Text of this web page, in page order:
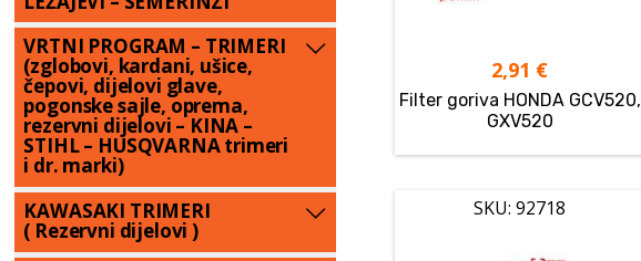
2,91 €
Filter goriva HONDA GCV520,
GXV520
SKU: 92718
VRTNI PROGRAM – TRIMERI
(zglobovi, kardani, ušice,
čepovi, dijelovi glave,
pogonske sajle, oprema,
rezervni dijelovi – KINA –
STIHL – HUSQVARNA trimeri
i dr. marki)
KAWASAKI TRIMERI
( Rezervni dijelovi )